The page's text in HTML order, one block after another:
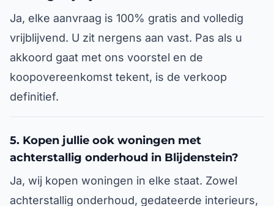
Ja, elke aanvraag is 100% gratis and volledig
vrijblijvend. U zit nergens aan vast. Pas als u
akkoord gaat met ons voorstel en de
koopovereenkomst tekent, is de verkoop
definitief.
5. Kopen jullie ook woningen met
achterstallig onderhoud in Blijdenstein?
Ja, wij kopen woningen in elke staat. Zowel
achterstallig onderhoud, gedateerde interieurs,